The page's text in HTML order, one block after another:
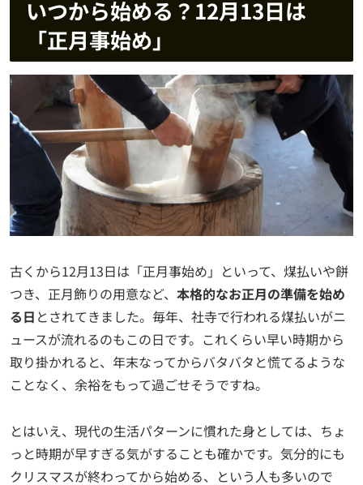
いつから始める？12月13日は
「正月事始め」
古くから12月13日は「正月事始め」といって、煤払いや餅
つき、正月飾りの用意など、 本格的なお正月の準備を始め
る日 とされてきました。毎年、社寺で行われる煤払いがニ
ュースが流れるのもこの日です。これくらい早い時期から
取り掛かれると、年末なってからバタバタと慌てるような
ことなく、余裕をもって過ごせそうですね。
とはいえ、現代の生活パターンに慣れた身としては、ちょ
っと時期が早すぎる気がすることも確かです。気分的にも
クリスマスが終わってから始める、という人も多いので